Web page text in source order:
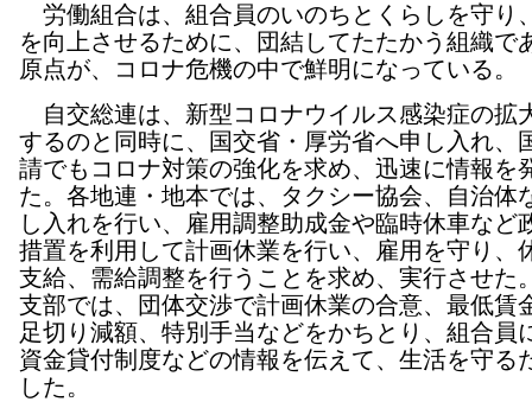
労働組合は、組合員のいのちとくらしを守り
を向上させるために、団結してたたかう組織で
原点が、コロナ危機の中で鮮明になっている。
自交総連は、新型コロナウイルス感染症の拡
するのと同時に、国交省・厚労省へ申し入れ、
請でもコロナ対策の強化を求め、迅速に情報を
た。各地連・地本では、タクシー協会、自治体
し入れを行い、雇用調整助成金や臨時休車など
措置を利用して計画休業を行い、雇用を守り、
支給、需給調整を行うことを求め、実行させた
支部では、団体交渉で計画休業の合意、最低賃
足切り減額、特別手当などをかちとり、組合員
資金貸付制度などの情報を伝えて、生活を守る
した。